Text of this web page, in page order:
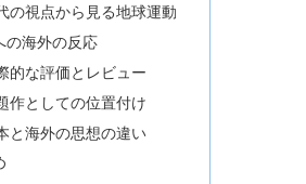
の視点から見る地球運動
の海外の反応
的な評価とレビュー
作としての位置付け
と海外の思想の違い